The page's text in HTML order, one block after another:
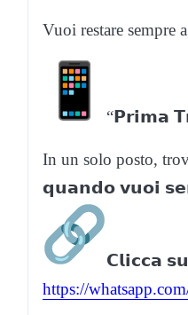
Vuoi restare sempre
“𝗣𝗿𝗶𝗺𝗮
In un solo posto,
𝗾𝘂𝗮𝗻𝗱𝗼 𝘃𝘂𝗼𝗶
𝗖𝗹𝗶𝗰𝗰𝗮
https://